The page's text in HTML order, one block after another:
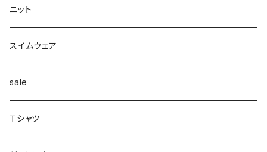
カーディガン
タートルネック
配色
ボンディング
シアー
ロング
Tシャツマキシ
シャツ
カットソー
フェザーダウン
ダウン
コート
woolコート
スキニー
テーパード
配色
リブ
エコ
ヘアーピン
ヘアーゴム
イヤカフ
財布
ベルト
スカート
pants
スリット
ジャンク
ニット
スイムウェア
sale
Ｔシャツ